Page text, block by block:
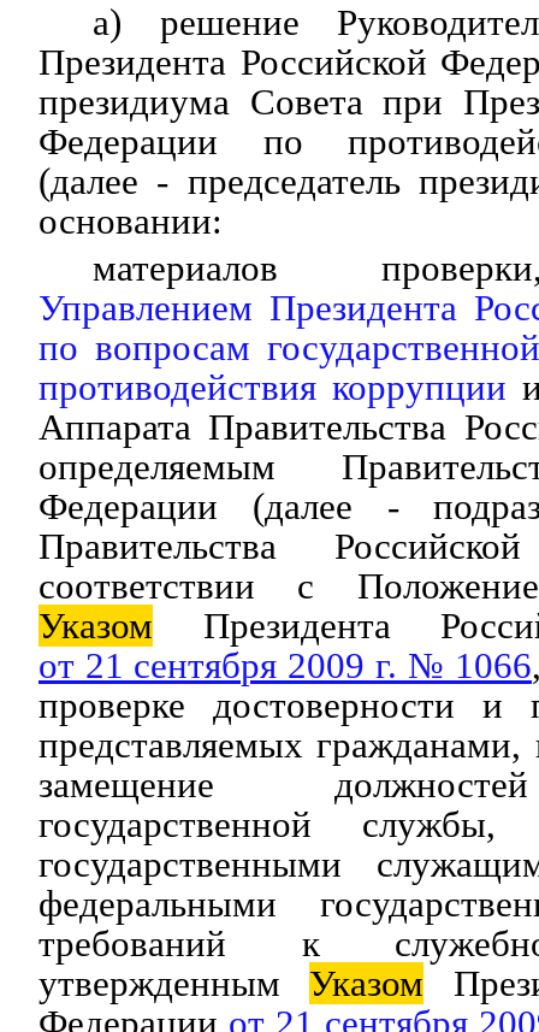
а) решение
Президента Российской
президиума Совета при
Федерации по
(далее - председатель
основании:
материалов
Управлением Президента
по вопросам
противодействия коррупции
Аппарата Правительства
определяемым
Федерации (далее -
Правительства
соответствии с
Указом Президента
от 21 сентября 2009 г. № 1066
проверке достоверности и
представляемых
замещение
государственной
государственными
федеральными
требований к
утвержденным Указом
Федерации от 21 сентября